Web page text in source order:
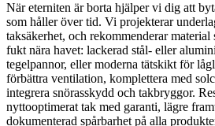
När eterniten är borta hjälper vi dig att
som håller över tid. Vi projekterar
taksäkerhet, och rekommenderar
fukt nära havet: lackerad stål- eller
tegelpannor, eller moderna tätskikt för
förbättra ventilation, komplettera med
integrera snörasskydd och takbryggor.
nyttooptimerat tak med garanti, lägre
dokumenterad spårbarhet på alla